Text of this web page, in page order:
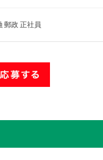
郵政 正社員